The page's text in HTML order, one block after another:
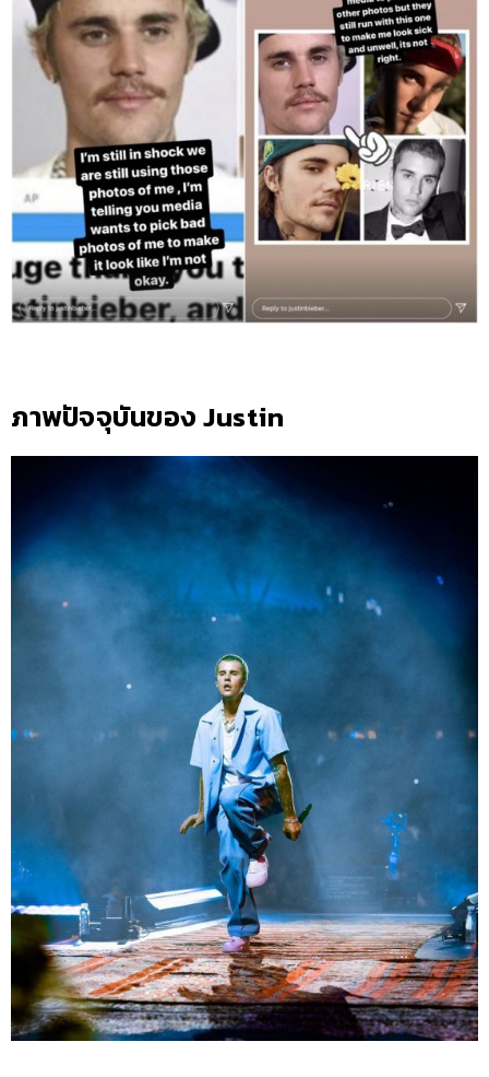
ภาพปัจจุบันของ Justin